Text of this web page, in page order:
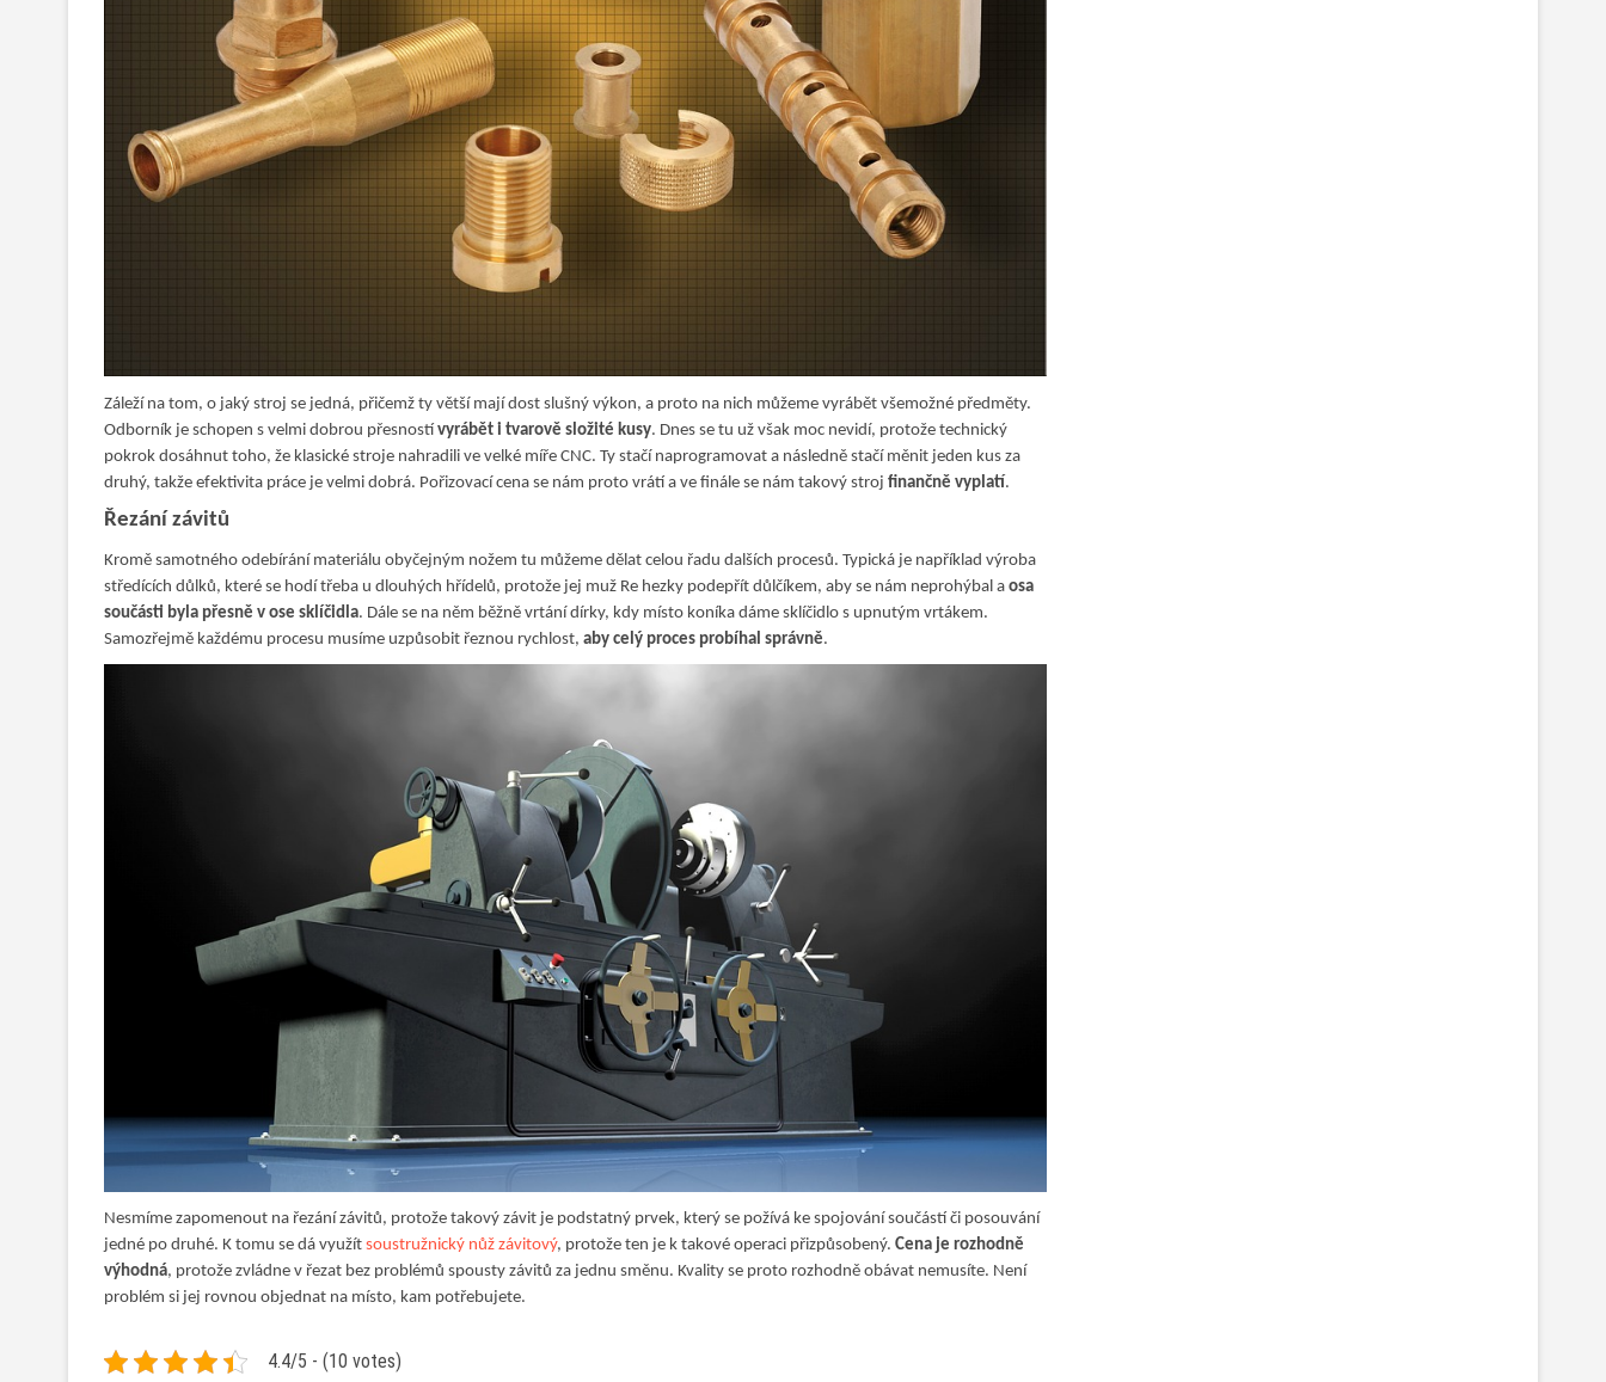
Záleží na tom, o jaký stroj se jedná, přičemž ty větší mají dost slušný výkon, a proto na nich můžeme vyrábět všemožné předměty.
Odborník je schopen s velmi dobrou přesností vyrábět i tvarově složité kusy. Dnes se tu už však moc nevidí, protože technický
pokrok dosáhnut toho, že klasické stroje nahradili ve velké míře CNC. Ty stačí naprogramovat a následně stačí měnit jeden kus za
druhý, takže efektivita práce je velmi dobrá. Pořizovací cena se nám proto vrátí a ve finále se nám takový stroj finančně vyplatí.
Řezání závitů
Kromě samotného odebírání materiálu obyčejným nožem tu můžeme dělat celou řadu dalších procesů. Typická je například výroba
středících důlků, které se hodí třeba u dlouhých hřídelů, protože jej muž Re hezky podepřít důlčíkem, aby se nám neprohýbal a osa
součásti byla přesně v ose sklíčidla. Dále se na něm běžně vrtání dírky, kdy místo koníka dáme sklíčidlo s upnutým vrtákem.
Samozřejmě každému procesu musíme uzpůsobit řeznou rychlost, aby celý proces probíhal správně.
Nesmíme zapomenout na řezání závitů, protože takový závit je podstatný prvek, který se požívá ke spojování součástí či posouvání
jedné po druhé. K tomu se dá využít soustružnický nůž závitový, protože ten je k takové operaci přizpůsobený. Cena je rozhodně
výhodná, protože zvládne v řezat bez problémů spousty závitů za jednu směnu. Kvality se proto rozhodně obávat nemusíte. Není
problém si jej rovnou objednat na místo, kam potřebujete.
4.4/5 - (10 votes)